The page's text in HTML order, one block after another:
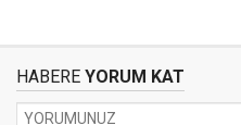
HABERE YORUM KAT